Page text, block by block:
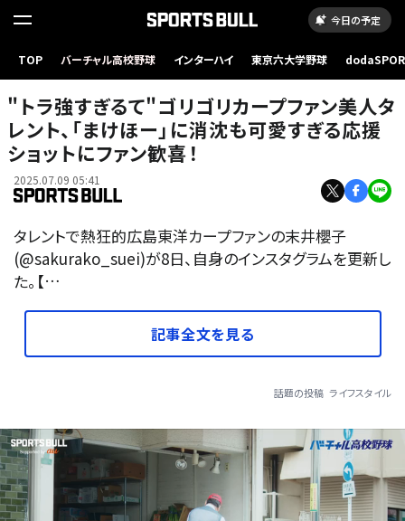
今日の予定
TOP バーチャル高校野球 インターハイ 東京六大学野球
"トラ強すぎるて"ゴリゴリカープファン美人タ
レント、「まけほー」に消沈も可愛すぎる応援
ショットにファン歓喜！
2025.07.09 05:41
タレントで熱狂的広島東洋カープファンの末井櫻子
(@sakurako_suei)が8日、自身のインスタグラムを更新し
た。【…
記事全文を見る
話題の投稿 ライフスタイル